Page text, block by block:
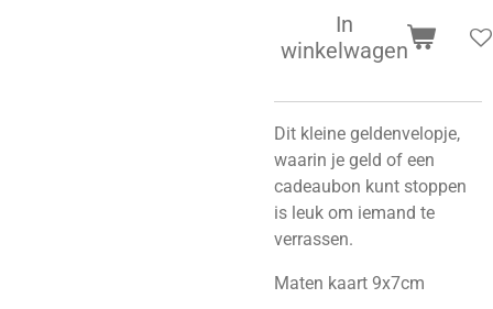
In
winkelwagen
Dit kleine geldenvelopje,
waarin je geld of een
cadeaubon kunt stoppen
is leuk om iemand te
verrassen.
Maten kaart 9x7cm